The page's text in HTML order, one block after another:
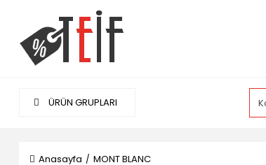
ÜRÜN GRUPLARI
Anasayfa MONT BLANC